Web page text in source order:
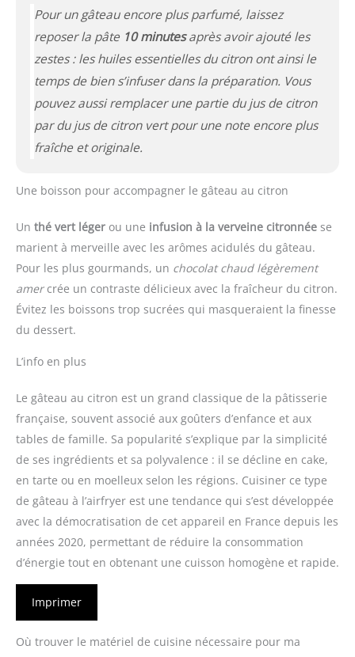
Pour un gâteau encore plus parfumé, laissez
reposer la pâte 10 minutesaprès avoir ajouté les
zestes : les huiles essentielles du citron ont ainsi le
temps de bien s’infuser dans la préparation. Vous
pouvez aussi remplacer une partie du jus de citron
par du jus de citron vert pour une note encore plus
fraîche et originale.
Une boisson pour accompagner le gâteau au citron
Un thé vert léger ou une infusion à la verveine citronnée se
marient à merveille avec les arômes acidulés du gâteau.
Pour les plus gourmands, un chocolat chaud légèrement
amercrée un contraste délicieux avec la fraîcheur du citron.
Évitez les boissons trop sucrées qui masqueraient la finesse
du dessert.
L’info en plus
Le gâteau au citron est un grand classique de la pâtisserie
française, souvent associé aux goûters d’enfance et aux
tables de famille. Sa popularité s’explique par la simplicité
de ses ingrédients et sa polyvalence : il se décline en cake,
en tarte ou en moelleux selon les régions. Cuisiner ce type
de gâteau à l’airfryer est une tendance qui s’est développée
avec la démocratisation de cet appareil en France depuis les
années 2020, permettant de réduire la consommation
d’énergie tout en obtenant une cuisson homogène et rapide.
Imprimer
Où trouver le matériel de cuisine nécessaire pour ma